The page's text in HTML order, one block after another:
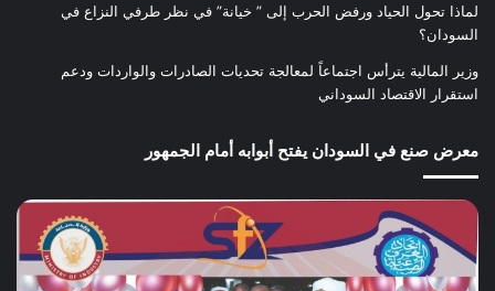
لماذا تحول الحياد ورفض الحرب إلى ” خيانة” في نظر طرفي النزاع في
السودان؟
وزير المالية يترأس اجتماعاً لمعالجة تحديات الصادرات والواردات ودعم
استقرار الاقتصاد السوداني
معرض صنع في السودان يفتح أبوابه أمام الجمهور